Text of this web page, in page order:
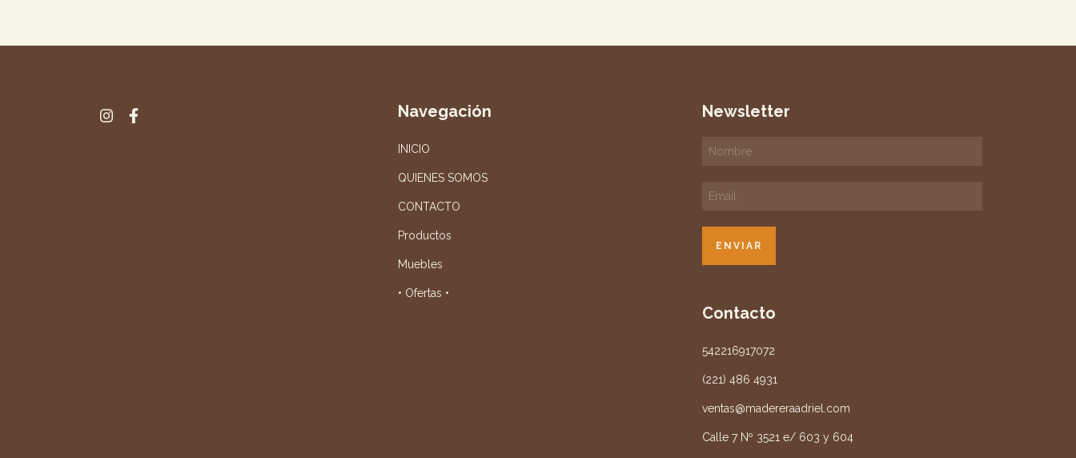
Navegación
INICIO
QUIENES SOMOS
CONTACTO
Productos
Muebles
• Ofertas •
Newsletter
Contacto
542216917072
(221) 486 4931
ventas@madereraadriel.com
Calle 7 Nº 3521 e/ 603 y 604